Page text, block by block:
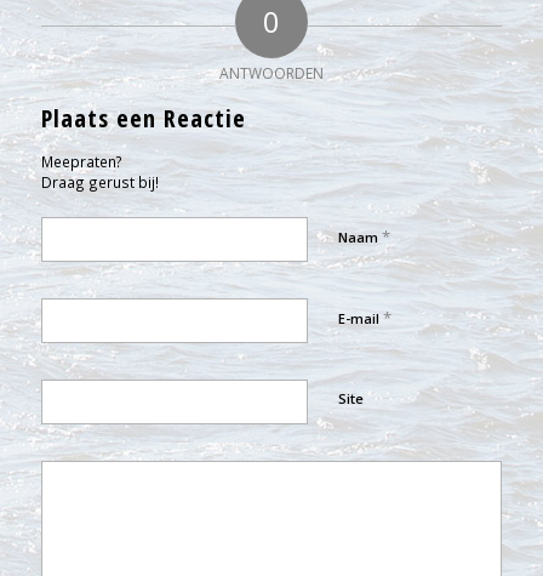
0
ANTWOORDEN
Plaats een Reactie
Meepraten?
Draag gerust bij!
Naam *
E-mail *
Site